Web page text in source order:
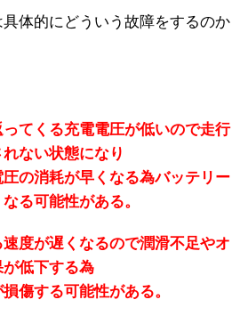
具体的にどういう故障をするのか
てくる充電電圧が低いので走行
ない状態になり
消耗が早くなる為バッテリー
る可能性がある。
度が遅くなるので潤滑不足やオ
低下する為
する可能性がある。